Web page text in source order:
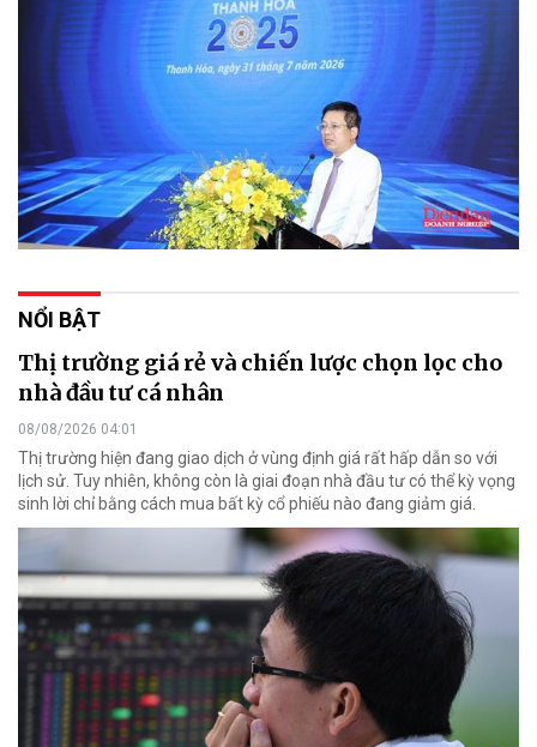
NỔI BẬT
Thị trường giá rẻ và chiến lược chọn lọc cho
nhà đầu tư cá nhân
08/08/2026 04:01
Thị trường hiện đang giao dịch ở vùng định giá rất hấp dẫn so với
lịch sử. Tuy nhiên, không còn là giai đoạn nhà đầu tư có thể kỳ vọng
sinh lời chỉ bằng cách mua bất kỳ cổ phiếu nào đang giảm giá.